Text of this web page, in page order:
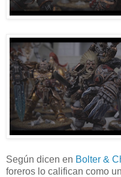
Según dicen en Bolter &
foreros lo califican como un